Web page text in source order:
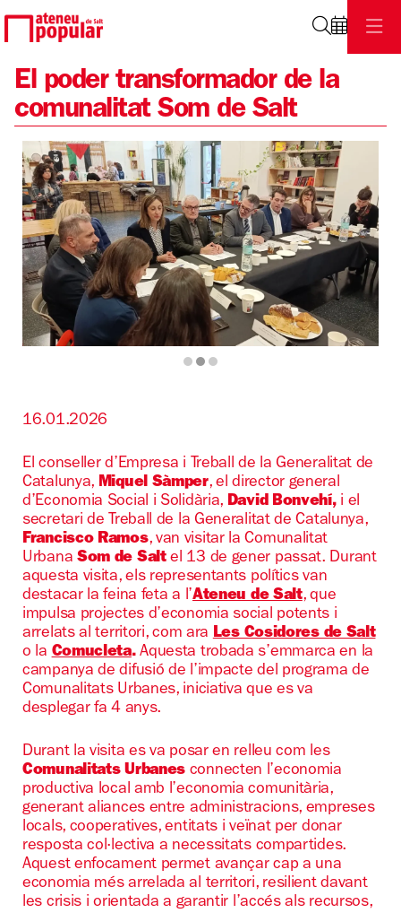
El poder transformador de la
comunalitat Som de Salt
16.01.2026
El conseller d’Empresa i Treball de la Generalitat de
Catalunya, Miquel Sàmper, el director general
d’Economia Social i Solidària, David Bonvehí, i el
secretari de Treball de la Generalitat de Catalunya,
Francisco Ramos, van visitar la Comunalitat
Urbana Som de Saltel 13 de gener passat. Durant
aquesta visita, els representants polítics van
destacar la feina feta a l’ Ateneu de Salt, que
impulsa projectes d’economia social potents i
arrelats al territori, com araLes Cosidores de Salt
o laComucleta.Aquesta trobada s’emmarca en la
campanya de difusió de l’impacte del programa de
Comunalitats Urbanes, iniciativa que es va
desplegar fa 4 anys.
Durant la visita es va posar en relleu com les
Comunalitats Urbanes connecten l’economia
productiva local amb l’economia comunitària,
generant aliances entre administracions, empreses
locals, cooperatives, entitats i veïnat per donar
resposta col·lectiva a necessitats compartides.
Aquest enfocament permet avançar cap a una
economia més arrelada al territori, resilient davant
les crisis i orientada a garantir l’accés als recursos,